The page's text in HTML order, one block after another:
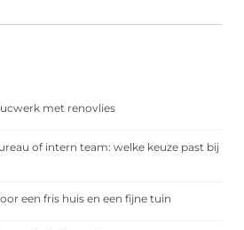
met renovlies
of intern team: welke keuze past bij
een fris huis en een fijne tuin